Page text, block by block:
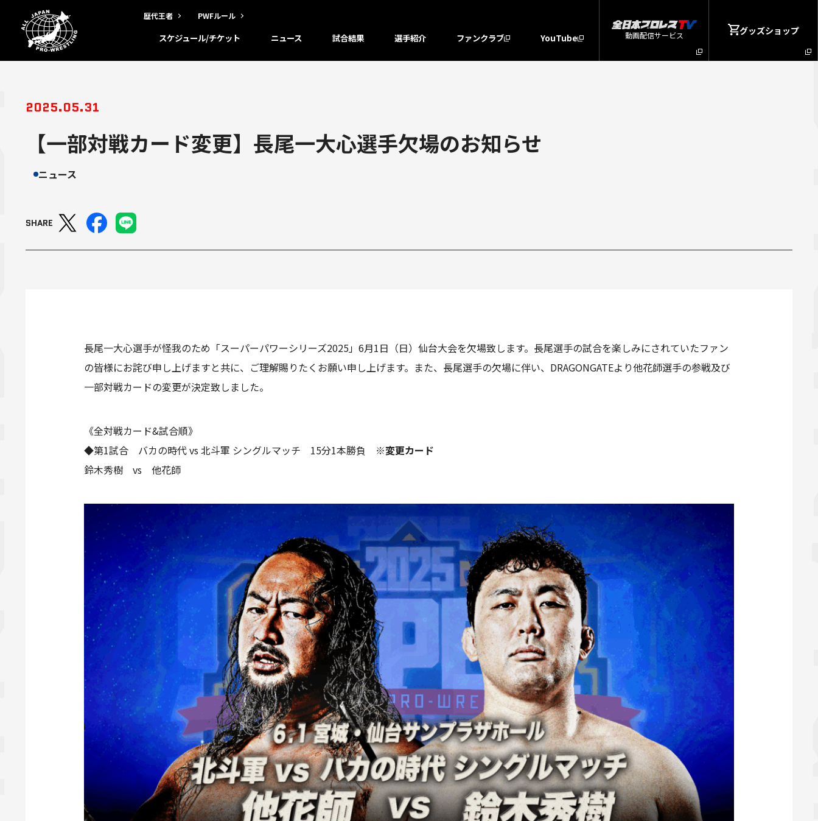
歴代王者 PWFルール
スケジュール/チケット ニュース 試合結果 選手紹介 ファンクラブ YouTube 動画配信サービス グッズショップ
2025.05.31
【一部対戦カード変更】長尾一大心選手欠場のお知らせ
ニュース
SHARE
長尾一大心選手が怪我のため「スーパーパワーシリーズ2025」6月1日（日）仙台大会を欠場致します。長尾選手の試合を楽しみにされていたファン
の皆様にお詫び申し上げますと共に、ご理解賜りたくお願い申し上げます。また、長尾選手の欠場に伴い、DRAGONGATEより他花師選手の参戦及び
一部対戦カードの変更が決定致しました。
《全対戦カード&試合順》
◆第1試合 バカの時代 vs 北斗軍 シングルマッチ 15分1本勝負 ※変更カード
鈴木秀樹 vs 他花師